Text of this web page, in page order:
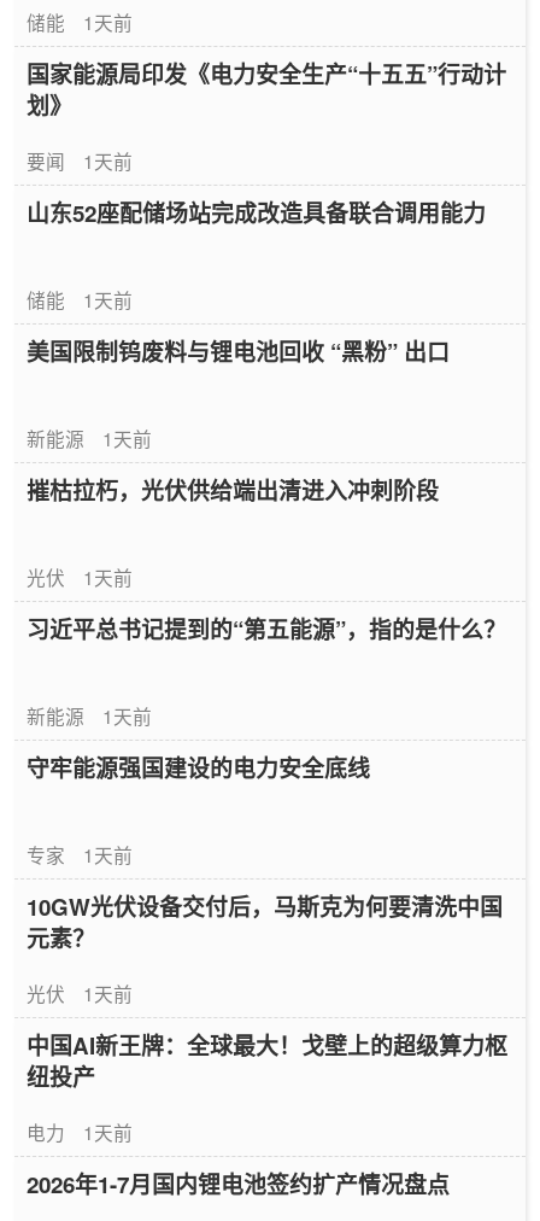
储能 1天前
国家能源局印发《电力安全生产“十五五”行动计
划》
要闻 1天前
山东52座配储场站完成改造具备联合调用能力
储能 1天前
美国限制钨废料与锂电池回收 “黑粉” 出口
新能源 1天前
摧枯拉朽，光伏供给端出清进入冲刺阶段
光伏 1天前
习近平总书记提到的“第五能源”，指的是什么？
新能源 1天前
守牢能源强国建设的电力安全底线
专家 1天前
10GW光伏设备交付后，马斯克为何要清洗中国
元素？
光伏 1天前
中国AI新王牌：全球最大！戈壁上的超级算力枢
纽投产
电力 1天前
2026年1-7月国内锂电池签约扩产情况盘点